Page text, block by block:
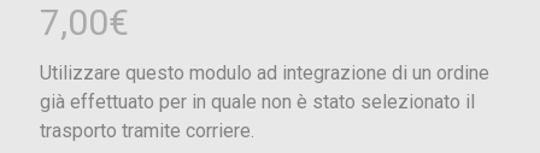
7,00€
Utilizzare questo modulo ad integrazione di un ordine
già effettuato per in quale non è stato selezionato il
trasporto tramite corriere.